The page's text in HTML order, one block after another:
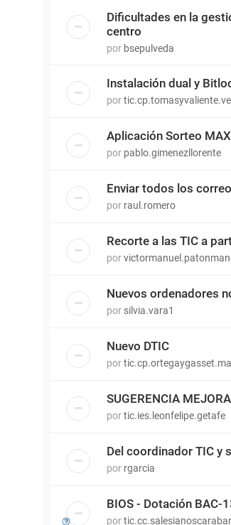
Dificultades en la
centro
por bsepulveda
Instalación dual y
por
Aplicación Sorteo MAX
por pablo.gimenezllorente
Enviar todos los
por raul.romero
Recorte a las TIC a
por
Nuevos ordenadores
por silvia.vara1
Nuevo DTIC
por
SUGERENCIA
portic.ies.leonfelipe.getafe
Del coordinador TIC y
por rgarcia
BIOS - Dotación BAC-
por